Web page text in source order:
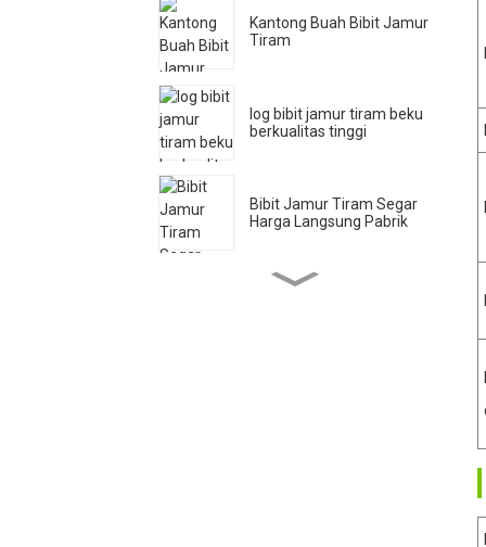
Kantong Buah Bibit Jamur
Tiram
log bibit jamur tiram beku
berkualitas tinggi
Bibit Jamur Tiram Segar
Harga Langsung Pabrik
Jamur Tiram Pleurotus